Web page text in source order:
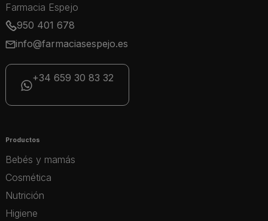
Farmacia Espejo
950 401 678
info@farmaciasespejo.es
+34 659 30 83 32
Productos
Bebés y mamás
Cosmética
Nutrición
Higiene